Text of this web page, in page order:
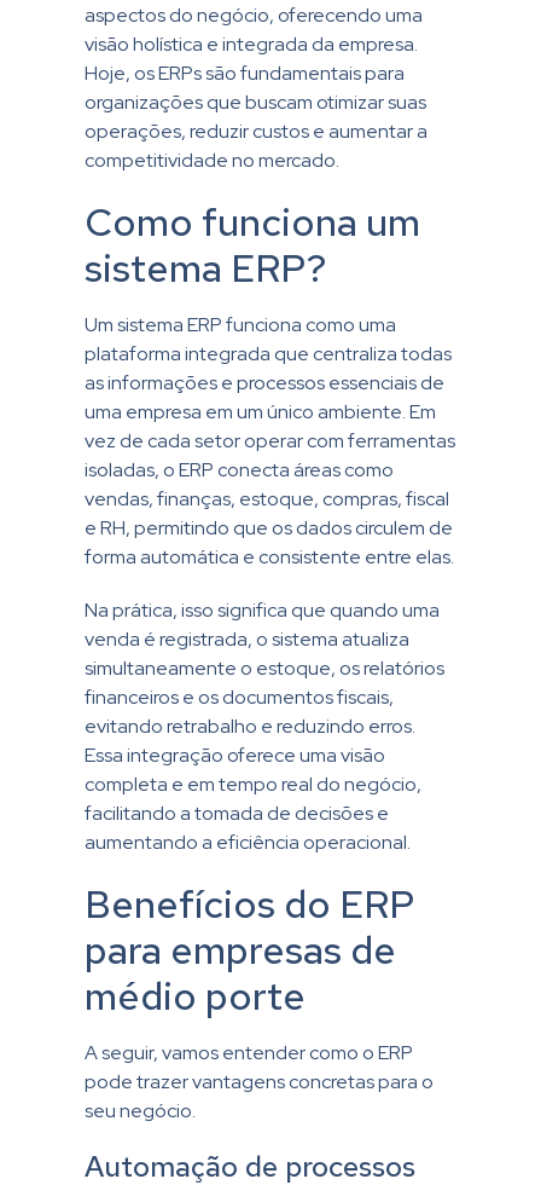
aspectos do negócio, oferecendo uma
visão holística e integrada da empresa.
Hoje, os ERPs são fundamentais para
organizações que buscam otimizar suas
operações, reduzir custos e aumentar a
competitividade no mercado.
Como funciona um
sistema ERP?
Um sistema ERP funciona como uma
plataforma integrada que centraliza todas
as informações e processos essenciais de
uma empresa em um único ambiente. Em
vez de cada setor operar com ferramentas
isoladas, o ERP conecta áreas como
vendas, finanças, estoque, compras, fiscal
e RH, permitindo que os dados circulem de
forma automática e consistente entre elas.
Na prática, isso significa que quando uma
venda é registrada, o sistema atualiza
simultaneamente o estoque, os relatórios
financeiros e os documentos fiscais,
evitando retrabalho e reduzindo erros.
Essa integração oferece uma visão
completa e em tempo real do negócio,
facilitando a tomada de decisões e
aumentando a eficiência operacional.
Benefícios do ERP
para empresas de
médio porte
A seguir, vamos entender como o ERP
pode trazer vantagens concretas para o
seu negócio.
Automação de processos